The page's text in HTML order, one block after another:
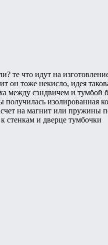
те что идут на
он тоже некисло, идея
между сэндвичем и тумбой
изолированная
на магнит или пружины
стенкам и дверце тумбочки